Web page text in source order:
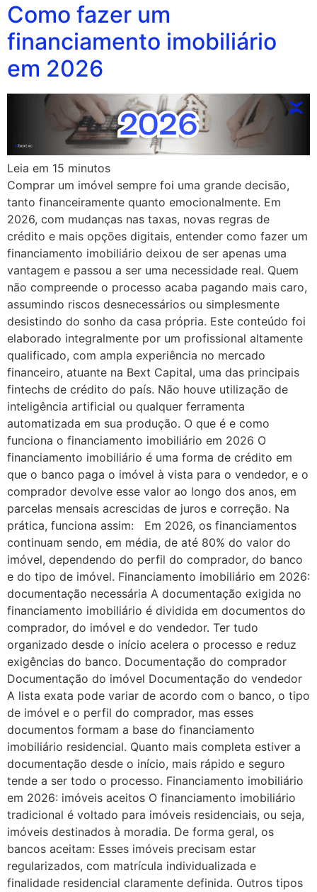
Como fazer um
financiamento imobiliário
em 2026
Leia em 15 minutos
Comprar um imóvel sempre foi uma grande decisão,
tanto financeiramente quanto emocionalmente. Em
2026, com mudanças nas taxas, novas regras de
crédito e mais opções digitais, entender como fazer um
financiamento imobiliário deixou de ser apenas uma
vantagem e passou a ser uma necessidade real. Quem
não compreende o processo acaba pagando mais caro,
assumindo riscos desnecessários ou simplesmente
desistindo do sonho da casa própria. Este conteúdo foi
elaborado integralmente por um profissional altamente
qualificado, com ampla experiência no mercado
financeiro, atuante na Bext Capital, uma das principais
fintechs de crédito do país. Não houve utilização de
inteligência artificial ou qualquer ferramenta
automatizada em sua produção. O que é e como
funciona o financiamento imobiliário em 2026 O
financiamento imobiliário é uma forma de crédito em
que o banco paga o imóvel à vista para o vendedor, e o
comprador devolve esse valor ao longo dos anos, em
parcelas mensais acrescidas de juros e correção. Na
prática, funciona assim: Em 2026, os financiamentos
continuam sendo, em média, de até 80% do valor do
imóvel, dependendo do perfil do comprador, do banco
e do tipo de imóvel. Financiamento imobiliário em 2026:
documentação necessária A documentação exigida no
financiamento imobiliário é dividida em documentos do
comprador, do imóvel e do vendedor. Ter tudo
organizado desde o início acelera o processo e reduz
exigências do banco. Documentação do comprador
Documentação do imóvel Documentação do vendedor
A lista exata pode variar de acordo com o banco, o tipo
de imóvel e o perfil do comprador, mas esses
documentos formam a base do financiamento
imobiliário residencial. Quanto mais completa estiver a
documentação desde o início, mais rápido e seguro
tende a ser todo o processo. Financiamento imobiliário
em 2026: imóveis aceitos O financiamento imobiliário
tradicional é voltado para imóveis residenciais, ou seja,
imóveis destinados à moradia. De forma geral, os
bancos aceitam: Esses imóveis precisam estar
regularizados, com matrícula individualizada e
finalidade residencial claramente definida. Outros tipos